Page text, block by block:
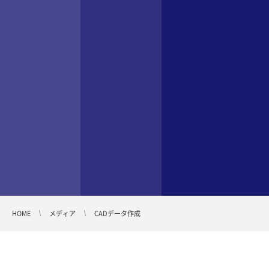
HOME メディア CADデータ作成